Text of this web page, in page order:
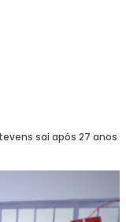
sai após 27 anos